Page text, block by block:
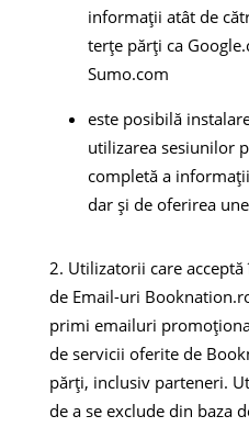
informații atât de
terțe părți ca
Sumo.com
este posibilă
utilizarea sesiunilor
completă a
dar și de oferirea
Utilizatorii care
de Email-uri
primi emailuri
de servicii oferite de
părți, inclusiv parteneri.
de a se exclude din baza